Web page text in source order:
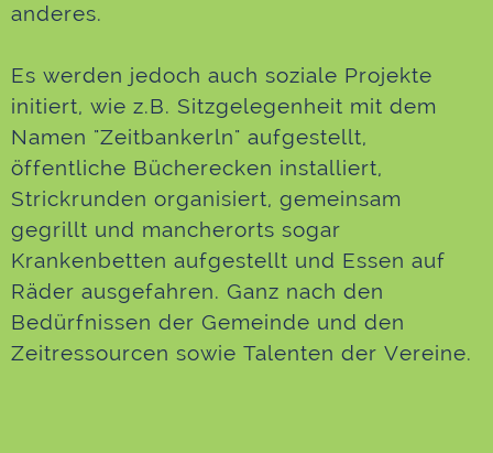
anderes.
Es werden jedoch auch soziale Projekte
initiert, wie z.B. Sitzgelegenheit mit dem
Namen "Zeitbankerln" aufgestellt,
öffentliche Bücherecken installiert,
Strickrunden organisiert, gemeinsam
gegrillt und mancherorts sogar
Krankenbetten aufgestellt und Essen auf
Räder ausgefahren. Ganz nach den
Bedürfnissen der Gemeinde und den
Zeitressourcen sowie Talenten der Vereine.